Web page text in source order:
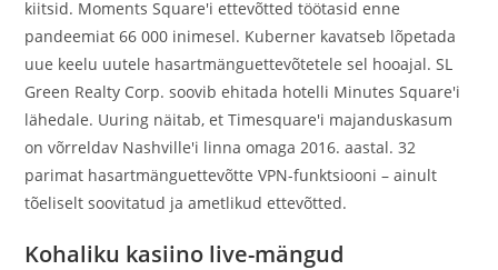
kiitsid. Moments Square'i ettevõtted töötasid enne
pandeemiat 66 000 inimesel. Kuberner kavatseb lõpetada
uue keelu uutele hasartmänguettevõtetele sel hooajal. SL
Green Realty Corp. soovib ehitada hotelli Minutes Square'i
lähedale. Uuring näitab, et Timesquare'i majanduskasum
on võrreldav Nashville'i linna omaga 2016. aastal. 32
parimat hasartmänguettevõtte VPN-funktsiooni – ainult
tõeliselt soovitatud ja ametlikud ettevõtted.
Kohaliku kasiino live-mängud